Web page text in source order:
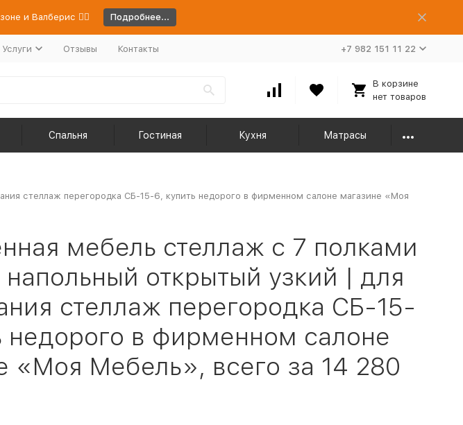
и Валберис 👉🏻 Подробнее...
Услуги Отзывы Контакты +7 982 151 11 22
В корзине
нет товаров
Спальня Гостиная Кухня Матрасы
стеллаж перегородка СБ-15-6, купить недорого в фирменном салоне магазине «Моя
мебель стеллаж с 7 полками
напольный открытый узкий | для
стеллаж перегородка СБ-15-
недорого в фирменном салоне
«Моя Мебель», всего за 14 280